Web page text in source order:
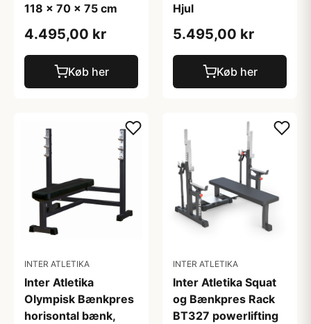
118 x 70 x 75 cm
4.495,00 kr
Køb her
Hjul
5.495,00 kr
Køb her
INTER ATLETIKA
Inter Atletika
Olympisk Bænkpres
horisontal bænk,
INTER ATLETIKA
Inter Atletika Squat
og Bænkpres Rack
BT327 powerlifting